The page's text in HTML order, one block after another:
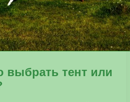
выбрать тент или